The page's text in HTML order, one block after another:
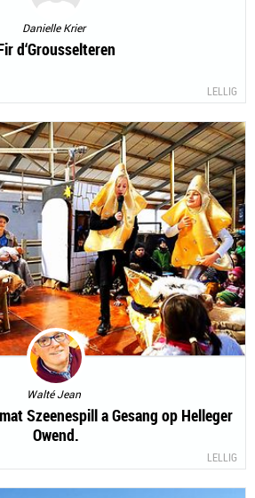
Danielle Krier
d‘Grousselteren
LELLIG
Walté Jean
Szeenespill a Gesang op Helleger
Owend.
LELLIG